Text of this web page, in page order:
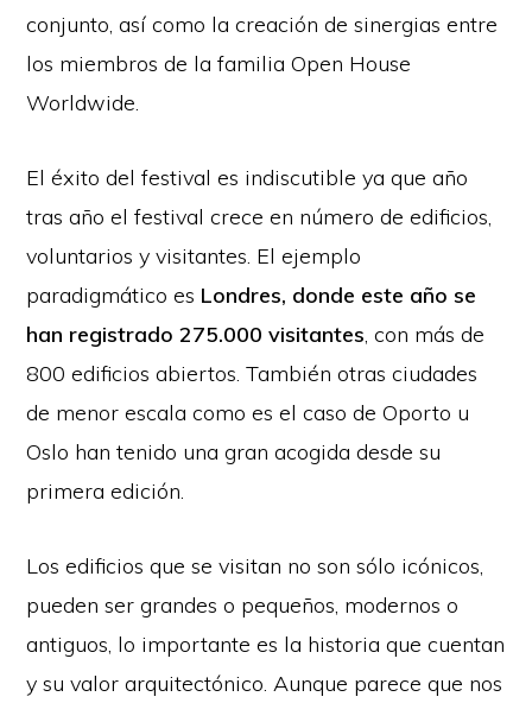
conjunto, así como la creación de sinergias entre
los miembros de la familia Open House
Worldwide.
El éxito del festival es indiscutible ya que año
tras año el festival crece en número de edificios,
voluntarios y visitantes. El ejemplo
paradigmático es Londres, donde este año se
han registrado 275.000 visitantes, con más de
800 edificios abiertos. También otras ciudades
de menor escala como es el caso de Oporto u
Oslo han tenido una gran acogida desde su
primera edición.
Los edificios que se visitan no son sólo icónicos,
pueden ser grandes o pequeños, modernos o
antiguos, lo importante es la historia que cuentan
y su valor arquitectónico. Aunque parece que nos